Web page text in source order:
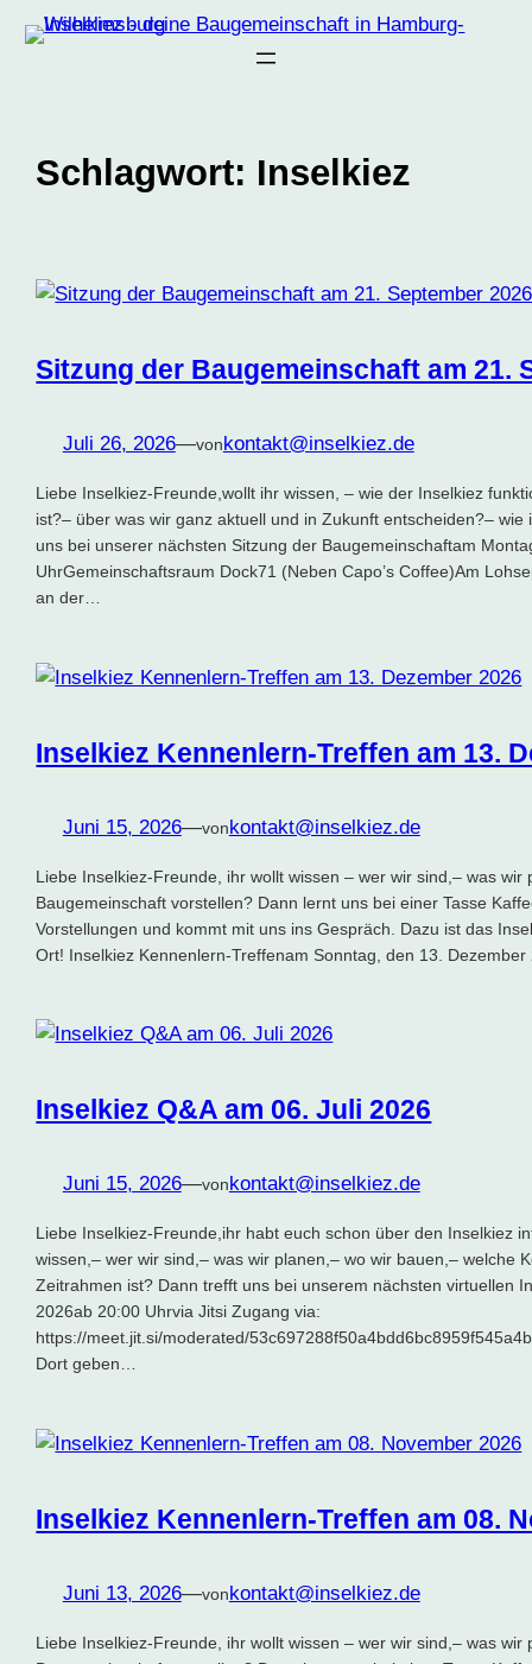
Zum
Schlagwort: Inselkiez
Sitzung der Baugemeinschaft am 21.
Juli 26, 2026—vonkontakt@inselkiez.de
Liebe Inselkiez-Freunde,wollt ihr wissen, – wie der Inselkiez
ist?– über was wir ganz aktuell und in Zukunft entscheiden?–
uns bei unserer nächsten Sitzung der Baugemeinschaftam
UhrGemeinschaftsraum Dock71 (Neben Capo’s Coffee)Am
an der…
Inselkiez Kennenlern-Treffen am 13.
Juni 15, 2026—vonkontakt@inselkiez.de
Liebe Inselkiez-Freunde, ihr wollt wissen – wer wir sind,– was wir
Baugemeinschaft vorstellen? Dann lernt uns bei einer Tasse
Vorstellungen und kommt mit uns ins Gespräch. Dazu ist das
Ort! Inselkiez Kennenlern-Treffenam Sonntag, den 13.
Inselkiez Q&A am 06. Juli 2026
Juni 15, 2026—vonkontakt@inselkiez.de
Liebe Inselkiez-Freunde,ihr habt euch schon über den Inselkiez
wissen,– wer wir sind,– was wir planen,– wo wir bauen,– welche
Zeitrahmen ist? Dann trefft uns bei unserem nächsten virtuellen
2026ab 20:00 Uhrvia Jitsi Zugang via:
https://meet.jit.si/moderated/
Dort geben…
Inselkiez Kennenlern-Treffen am 08.
Juni 13, 2026—vonkontakt@inselkiez.de
Liebe Inselkiez-Freunde, ihr wollt wissen – wer wir sind,– was wir